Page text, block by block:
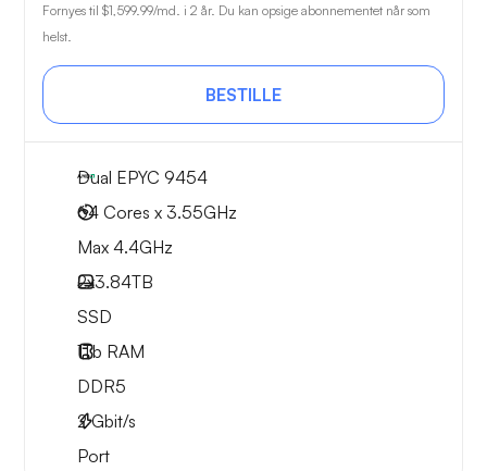
Fornyes til $1,599.99/md. i 2 år. Du kan opsige abonnementet når som
helst.
BESTILLE
Dual EPYC 9454
64 Cores x 3.55GHz
Max 4.4GHz
2x3.84TB
SSD
1Tb RAM
DDR5
2Gbit/s
Port